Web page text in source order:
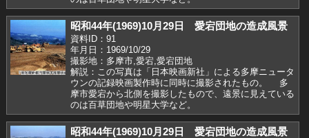
昭和44年(1969)10月29日 愛宕団地の造成風景
資料ID：91
年月日：1969/10/29
撮影地：多摩市,愛宕,愛宕団地
解説：この写真は「日本映画新社」による多摩ニュータ
ウンの記録映画製作時に同時に撮影されたもの。 多
摩市愛宕から北側を撮影したもので、遠景に見えている
のは百草団地や明星大学など。
昭和44年(1969)10月29日 愛宕団地の造成風景